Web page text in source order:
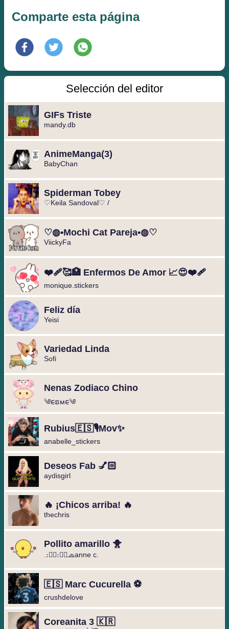
Comparte esta página
Selección del editor
GIFs Triste
mandy.db
️AnimeManga️(3)
BabyChan
Spiderman Tobey
♡Keila Sandoval♡ /
♡◍•Mochi Cat Pareja•◍♡
️ViickyFa️
❤️‍🩹🥰🏥 Enfermos De Amor 📈😍❤️‍🩹
monique.stickers
Feliz día
Yeisi
Variedad Linda
Sofi
Nenas Zodiaco Chino
༄︎︎ᰀຣᴍᰀ︎︎༄
Rubius🇪🇸🎙️Mov✨
anabelle_stickers
Deseos Fab 💅🏻
aydisgirl
🔥 ¡Chicos arriba! 🔥
thechris
Pollito amarillo 🐥
.։։⃟։։⃟🧢anne c.
🇪🇸 Marc Cucurella ⚽️
crushdelove
Coreanita 3 🇰🇷